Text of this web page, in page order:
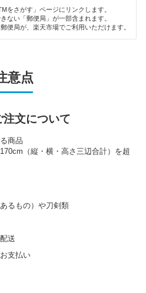
をさがす」ページにリンクします。
ない「郵便局」が一部含まれます。
便局が、楽天市場でご利用いただけます。
意点
注文について
商品
（縦・横・高さ三辺合計）を超
るもの）や刀剣類
送
支払い